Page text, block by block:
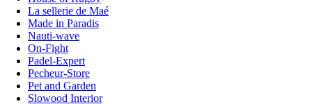
La sellerie de Maé
Made in Paradis
Nauti-wave
On-Fight
Padel-Expert
Pecheur-Store
Pet and Garden
Slowood Interior